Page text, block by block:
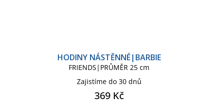
HODINY NÁSTĚNNÉ|BARBIE
FRIENDS|PRŮMĚR 25 cm
Zajistíme do 30 dnů
369 Kč